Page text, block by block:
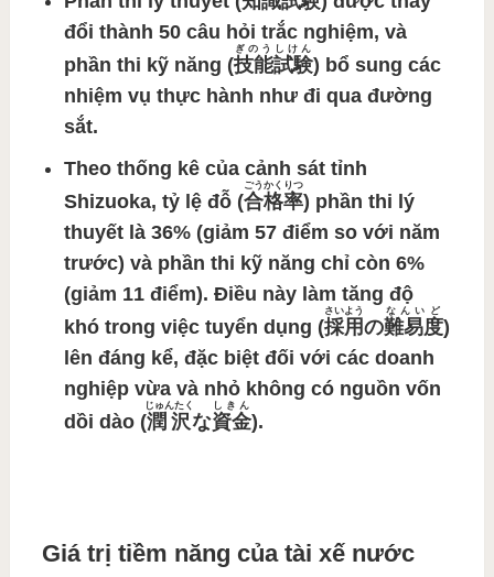
đổi thành 50 câu hỏi trắc nghiệm, và
phần thi kỹ năng (技能試験
ぎのうしけん
) bổ sung các
nhiệm vụ thực hành như đi qua đường
sắt.
Theo thống kê của cảnh sát tỉnh
Shizuoka, tỷ lệ đỗ (合格率
ごうかくりつ
) phần thi lý
thuyết là 36% (giảm 57 điểm so với năm
trước) và phần thi kỹ năng chỉ còn 6%
(giảm 11 điểm). Điều này làm tăng độ
khó trong việc tuyển dụng (採用
さいよう
の難易度
なんいど
)
lên đáng kể, đặc biệt đối với các doanh
nghiệp vừa và nhỏ không có nguồn vốn
dồi dào (潤沢
じゅんたく
な資金
しきん
).
Giá trị tiềm năng của tài xế nước